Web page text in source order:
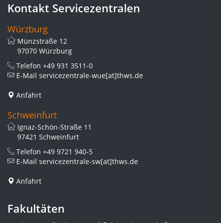
Kontakt Servicezentralen
Würzburg
Münzstraße 12
97070 Würzburg
Telefon +49 931 3511-0
E-Mail servicezentrale-wue[at]thws.de
Anfahrt
Schweinfurt
Ignaz-Schön-Straße 11
97421 Schweinfurt
Telefon +49 9721 940-5
E-Mail servicezentrale-sw[at]thws.de
Anfahrt
Fakultäten